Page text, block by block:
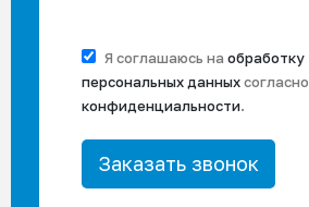
Я соглашаюсь на обработку
персональных данныхсогласно
конфиденциальности.